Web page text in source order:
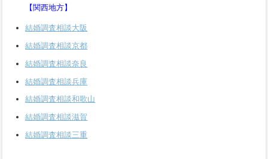
【関西地方】
結婚調査相談大阪
結婚調査相談京都
結婚調査相談奈良
結婚調査相談兵庫
結婚調査相談和歌山
結婚調査相談滋賀
結婚調査相談三重